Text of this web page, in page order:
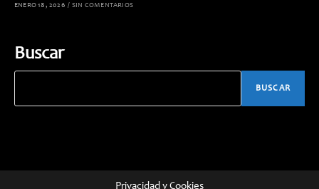
ENERO 18, 2026 / SIN COMENTARIOS
Buscar
BUSCAR
Privacidad y Cookies